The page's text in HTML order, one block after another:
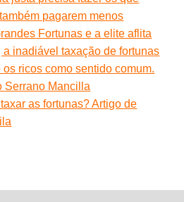
pagarem menos
Fortunas e a elite aflita
inadiável taxação de fortunas
ricos como sentido comum.
Serrano Mancilla
as fortunas? Artigo de